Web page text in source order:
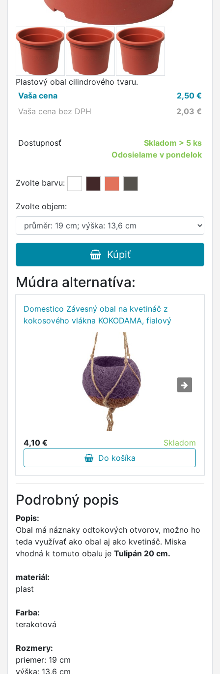
Plastový obal cilindrového tvaru.
Vaša cena
2,50 €
Vaša cena bez DPH
2,03 €
Dostupnosť Skladom > 5 ks
Odosielame v pondelok
Zvolte barvu:
Zvolte objem:
Kúpiť
Múdra alternatíva:
Domestico Závesný obal na kvetináč z
kokosového vlákna KOKODAMA, fialový
4,10 €
Skladom
Do košíka
Podrobný popis
Popis:
Obal má náznaky odtokových otvorov, možno ho
teda využívať ako obal aj ako kvetináč. Miska
vhodná k tomuto obalu je Tulipán 20 cm.
materiál:
plast
Farba:
terakotová
Rozmery:
priemer: 19 cm
výška: 13,6 cm